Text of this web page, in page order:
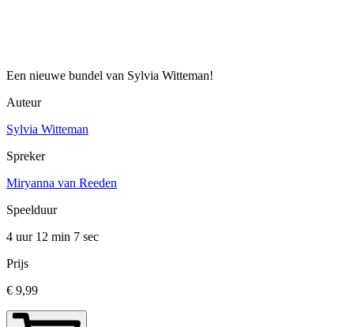
Een nieuwe bundel van Sylvia Witteman!
Auteur
Sylvia Witteman
Spreker
Miryanna van Reeden
Speelduur
4 uur 12 min 7 sec
Prijs
€ 9,99